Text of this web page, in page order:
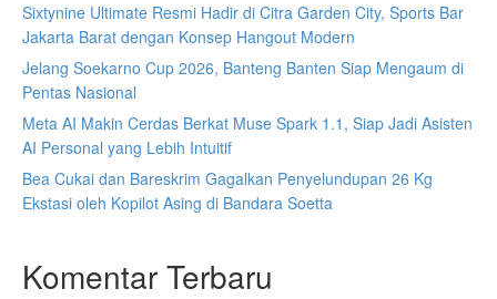
Sixtynine Ultimate Resmi Hadir di Citra Garden City, Sports Bar
Jakarta Barat dengan Konsep Hangout Modern
Jelang Soekarno Cup 2026, Banteng Banten Siap Mengaum di
Pentas Nasional
Meta AI Makin Cerdas Berkat Muse Spark 1.1, Siap Jadi Asisten
AI Personal yang Lebih Intuitif
Bea Cukai dan Bareskrim Gagalkan Penyelundupan 26 Kg
Ekstasi oleh Kopilot Asing di Bandara Soetta
Komentar Terbaru